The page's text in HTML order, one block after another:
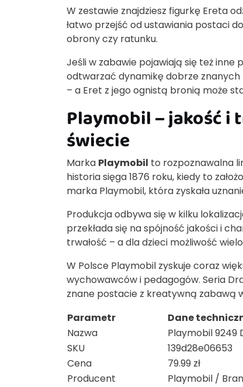
W zestawie znajdziesz figurkę Ereta
łatwo przejść od ustawiania postaci
obrony czy ratunku.
Jeśli w zabawie pojawiają się też inne
odtwarzać dynamikę dobrze znanych
– a Eret z jego ognistą bronią może
Playmobil – jakość i
świecie
Marka Playmobil to rozpoznawalna
historia sięga 1876 roku, kiedy to
marka Playmobil, która zyskała
Produkcja odbywa się w kilku
przekłada się na spójność jakości i
trwałość – a dla dzieci możliwość
W Polsce Playmobil zyskuje coraz
wychowawców i pedagogów. Seria
znane postacie z kreatywną zabawą
Parametr
Dane
Nazwa
Playmobil 9249
SKU
139d28e06653
Cena
79.99 zł
Producent
Playmobil /